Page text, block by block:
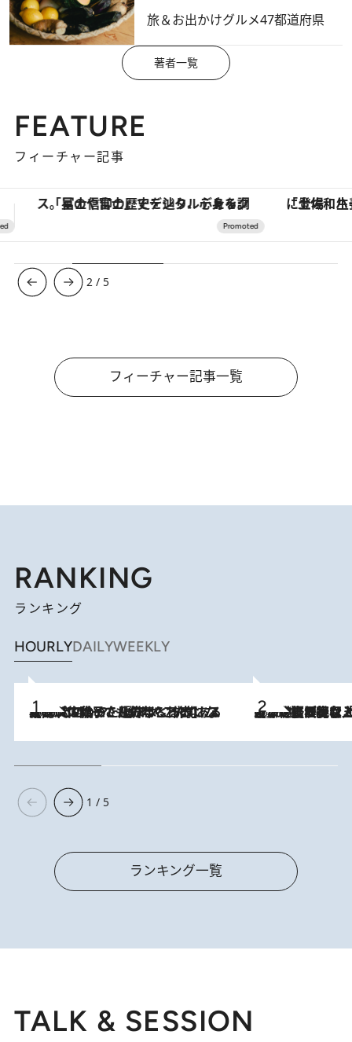
旅＆お出かけグルメ47都道府県
著者一覧
FEATURE
フィーチャー記事
「土佐和ハーブかき氷」がOMO7高知に登場！生姜、山椒、大葉など目にも舌にも涼を呼ぶ郷土の味 ヴァシュロン・コンスタンタ
3 / 5
フィーチャー記事一覧
RANKING
ランキング
HOURLYDAILYWEEKLY
2026.8.5
【阿川佐和子さんの年とる力】なぜ70代で始めた趣味は“こんなに楽しい”のか？ ピアノ、俳句…スランプに陥っても続けられる“ある秘訣”とは 2026.8.5
【なぜ吉沢亮は「気配を消せる」のか？】興行収入208億の『国宝』を経て挑むミュージカル『ディア・エヴァン・ハンセン』。トップ俳優が舞台上でさらけ出した“孤独”とは
1 / 5
ランキング一覧
TALK & SESSION